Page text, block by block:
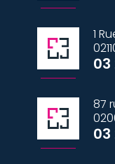
1
03
87
03